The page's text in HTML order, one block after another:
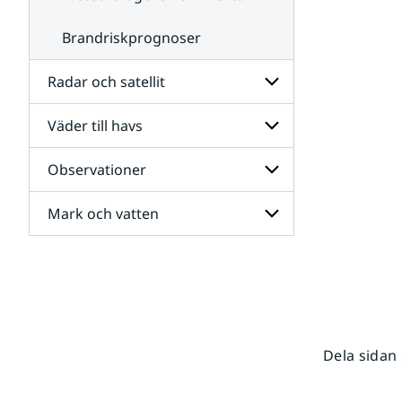
Brandriskprognoser
Radar och satellit
Undersidor
för
Radar
och
satellit
Väder till havs
Undersidor
för
Väder
till
havs
Observationer
Undersidor
för
Mark och vatten
Dela sidan